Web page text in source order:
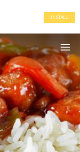
INSTALL